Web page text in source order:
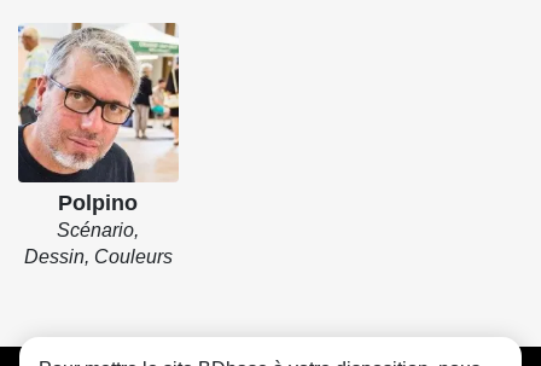
Polpino
Scénario,
Dessin, Couleurs